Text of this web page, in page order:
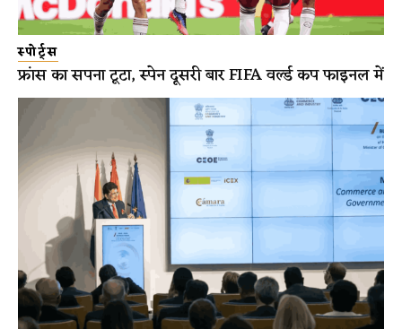
स्पोर्ट्स
फ्रांस का सपना टूटा, स्पेन दूसरी बार FIFA वर्ल्ड कप फाइनल में